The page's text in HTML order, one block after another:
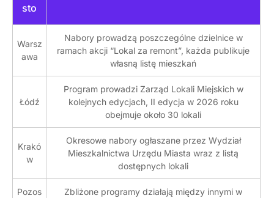
sto
Warsz
awa
Nabory prowadzą poszczególne dzielnice w
ramach akcji “Lokal za remont”, każda publikuje
własną listę mieszkań
Łódź
Program prowadzi Zarząd Lokali Miejskich w
kolejnych edycjach, II edycja w 2026 roku
obejmuje około 30 lokali
Krakó
w
Okresowe nabory ogłaszane przez Wydział
Mieszkalnictwa Urzędu Miasta wraz z listą
dostępnych lokali
Pozos
Zbliżone programy działają między innymi w